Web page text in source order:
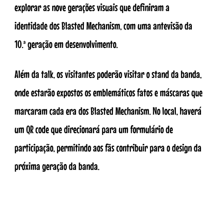
explorar as nove gerações visuais que definiram a
identidade dos Blasted Mechanism, com uma antevisão da
10.ª geração em desenvolvimento.
Além da talk, os visitantes poderão visitar o stand da banda,
onde estarão expostos os emblemáticos fatos e máscaras que
marcaram cada era dos Blasted Mechanism. No local, haverá
um QR code que direcionará para um formulário de
participação, permitindo aos fãs contribuir para o design da
próxima geração da banda.